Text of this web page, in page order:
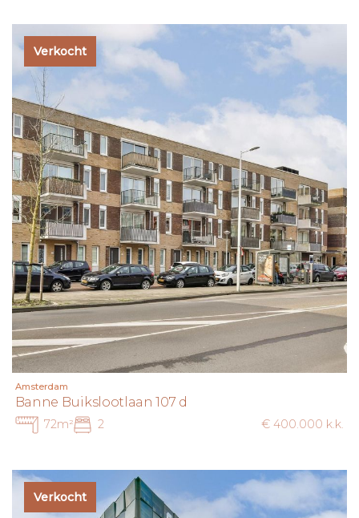
Verkocht
Amsterdam
Banne Buikslootlaan 107 d
72m² 2 € 400.000 k.k.
Verkocht